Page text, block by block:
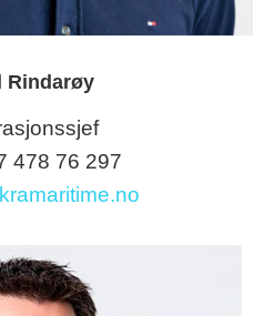
Rindarøy
478 76 297